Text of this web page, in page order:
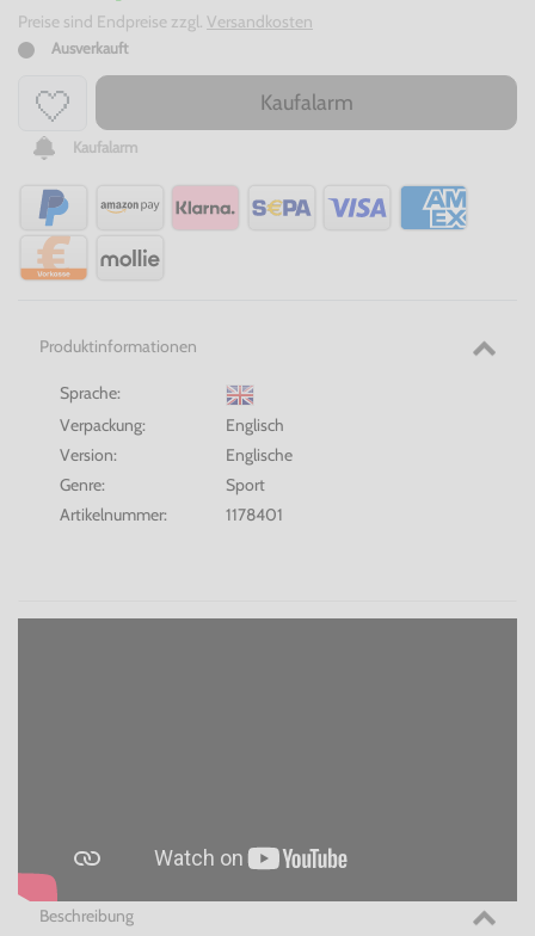
Preise sind Endpreise zzgl. Versandkosten
Ausverkauft
Kaufalarm
Kaufalarm
Produktinformationen
Sprache:
Verpackung:
Englisch
Version:
Englische
Genre:
Sport
Artikelnummer:
1178401
Beschreibung